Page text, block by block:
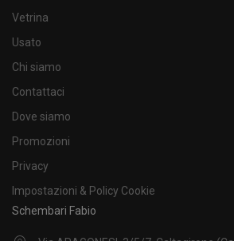
Vetrina
Usato
Chi siamo
Contattaci
Dove siamo
Promozioni
Privacy
Impostazioni & Policy Cookie
Schembari Fabio